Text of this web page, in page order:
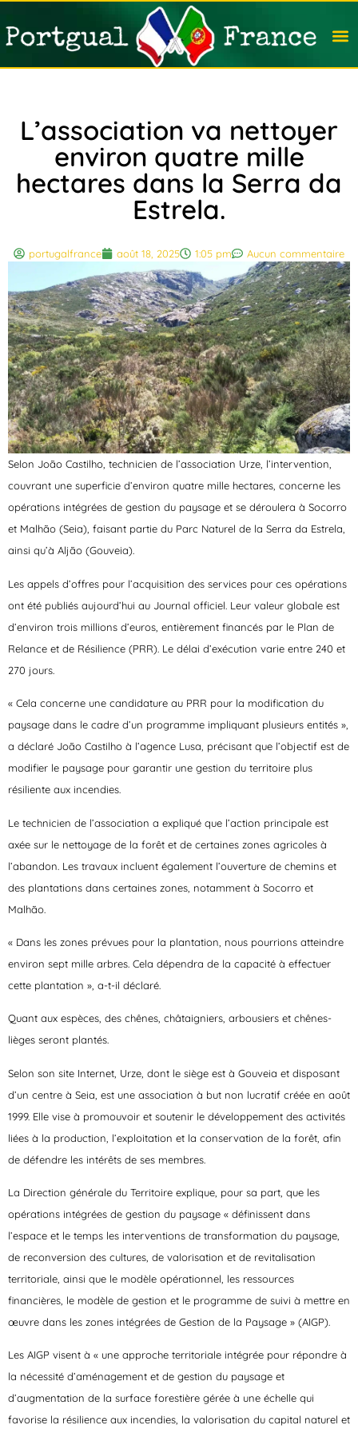
L’association va nettoyer
environ quatre mille
hectares dans la Serra da
Estrela.
portugalfrance août 18, 2025 1:05 pm Aucun commentaire
Selon João Castilho, technicien de l’association Urze, l’intervention,
couvrant une superficie d’environ quatre mille hectares, concerne les
opérations intégrées de gestion du paysage et se déroulera à Socorro
et Malhão (Seia), faisant partie du Parc Naturel de la Serra da Estrela,
ainsi qu’à Aljão (Gouveia).
Les appels d’offres pour l’acquisition des services pour ces opérations
ont été publiés aujourd’hui au Journal officiel. Leur valeur globale est
d’environ trois millions d’euros, entièrement financés par le Plan de
Relance et de Résilience (PRR). Le délai d’exécution varie entre 240 et
270 jours.
« Cela concerne une candidature au PRR pour la modification du
paysage dans le cadre d’un programme impliquant plusieurs entités »,
a déclaré João Castilho à l’agence Lusa, précisant que l’objectif est de
modifier le paysage pour garantir une gestion du territoire plus
résiliente aux incendies.
Le technicien de l’association a expliqué que l’action principale est
axée sur le nettoyage de la forêt et de certaines zones agricoles à
l’abandon. Les travaux incluent également l’ouverture de chemins et
des plantations dans certaines zones, notamment à Socorro et
Malhão.
« Dans les zones prévues pour la plantation, nous pourrions atteindre
environ sept mille arbres. Cela dépendra de la capacité à effectuer
cette plantation », a-t-il déclaré.
Quant aux espèces, des chênes, châtaigniers, arbousiers et chênes-
lièges seront plantés.
Selon son site Internet, Urze, dont le siège est à Gouveia et disposant
d’un centre à Seia, est une association à but non lucratif créée en août
1999. Elle vise à promouvoir et soutenir le développement des activités
liées à la production, l’exploitation et la conservation de la forêt, afin
de défendre les intérêts de ses membres.
La Direction générale du Territoire explique, pour sa part, que les
opérations intégrées de gestion du paysage « définissent dans
l’espace et le temps les interventions de transformation du paysage,
de reconversion des cultures, de valorisation et de revitalisation
territoriale, ainsi que le modèle opérationnel, les ressources
financières, le modèle de gestion et le programme de suivi à mettre en
œuvre dans les zones intégrées de Gestion de la Paysage » (AIGP).
Les AIGP visent à « une approche territoriale intégrée pour répondre à
la nécessité d’aménagement et de gestion du paysage et
d’augmentation de la surface forestière gérée à une échelle qui
favorise la résilience aux incendies, la valorisation du capital naturel et